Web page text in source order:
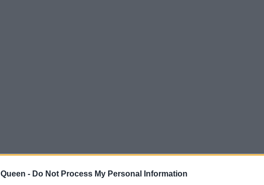
Queen - Do Not Process My Personal Information